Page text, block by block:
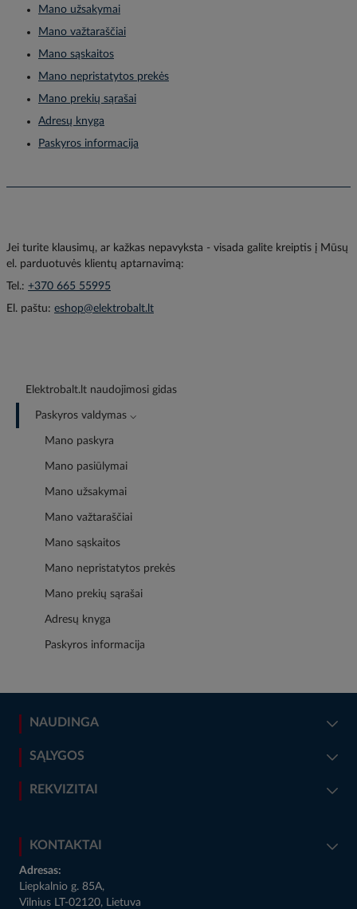
Mano užsakymai
Mano važtaraščiai
Mano sąskaitos
Mano nepristatytos prekės
Mano prekių sąrašai
Adresų knyga
Paskyros informacija
Jei turite klausimų, ar kažkas nepavyksta - visada galite kreiptis į Mūsų
el. parduotuvės klientų aptarnavimą:
Tel.: +370 665 55995
El. paštu: eshop@elektrobalt.lt
Elektrobalt.lt naudojimosi gidas
Paskyros valdymas ⌵
Mano paskyra
Mano pasiūlymai
Mano užsakymai
Mano važtaraščiai
Mano sąskaitos
Mano nepristatytos prekės
Mano prekių sąrašai
Adresų knyga
Paskyros informacija
NAUDINGA
SĄLYGOS
REKVIZITAI
KONTAKTAI
Adresas:
Liepkalnio g. 85A,
Vilnius LT-02120, Lietuva